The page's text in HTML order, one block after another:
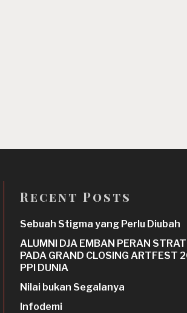
Recent Posts
Sebuah Stigma yang Perlu Diubah
ALUMNI DJA EMBAN PERAN
PADA GRAND CLOSING ARTFEST
PPI DUNIA
Nilai bukan Segalanya
Infodemi